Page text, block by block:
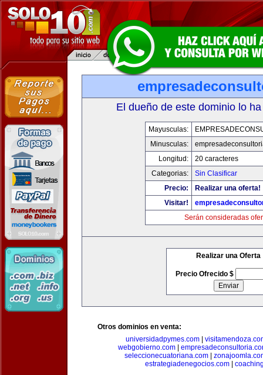
El dueño de este dominio lo
Mayusculas:
Minusculas:
Longitud:
20 caracteres
Categorias:
Sin Clasificar
Precio:
Realizar una oferta!
Visitar!
Serán consideradas
Realizar una Oferta
Precio Ofrecido $
Otros dominios en venta:
universidadpymes.com|
webgobierno.com
seleccionecuatoriana.com
estrategiadenegocios.com|